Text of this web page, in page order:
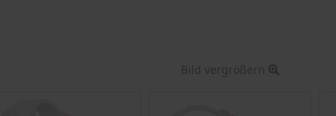
Bild vergrößern